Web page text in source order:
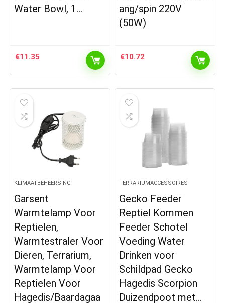
Water Bowl, 1…
€11.35
ang/spin 220V
(50W)
€10.72
KLIMAATBEHEERSING
Garsent
Warmtelamp Voor
Reptielen,
Warmtestraler Voor
Dieren, Terrarium,
Warmtelamp Voor
Reptielen Voor
Hagedis/Baardagaa
TERRARIUMACCESSOIRES
Gecko Feeder
Reptiel Kommen
Feeder Schotel
Voeding Water
Drinken voor
Schildpad Gecko
Hagedis Scorpion
Duizendpoot met…